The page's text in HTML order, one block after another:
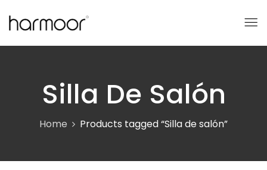
Silla De Salón
Home Products tagged “Silla de salón”